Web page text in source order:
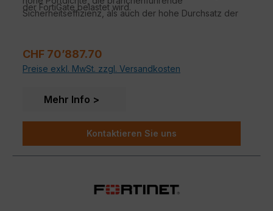
Sicherheitseffizienz, als auch der hohe Durchsatz der
der FortiGate belastet wird.
Regulärer Preis:
CHF 70’887.70
Preise exkl. MwSt. zzgl. Versandkosten
Mehr Info
Kontaktieren Sie uns